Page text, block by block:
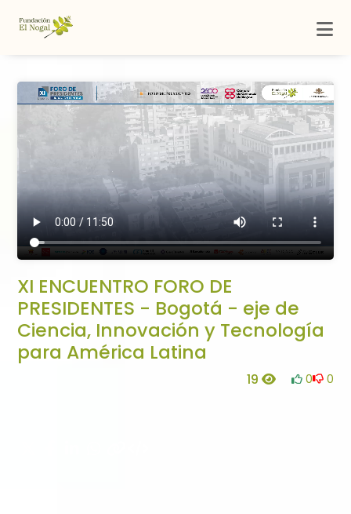
XI ENCUENTRO FORO DE
PRESIDENTES - Bogotá - eje de
Ciencia, Innovación y Tecnología
para América Latina
19 0 0